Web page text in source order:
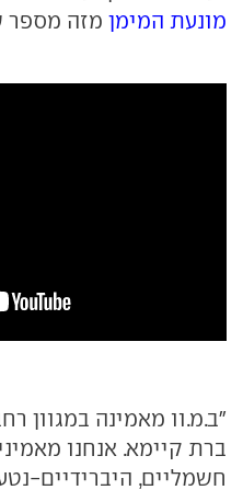
מונעת המימן מזה מספר
"ב.מ.וו מאמינה במגוון
ברת קיימא. אנחנו
חשמליים, היברידיים-